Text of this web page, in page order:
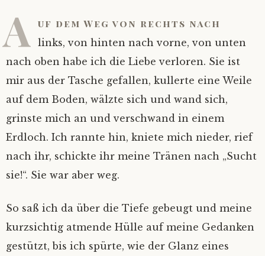
A uf dem Weg von rechts nach
links, von hinten nach vorne, von unten
nach oben habe ich die Liebe verloren. Sie ist
mir aus der Tasche gefallen, kullerte eine Weile
auf dem Boden, wälzte sich und wand sich,
grinste mich an und verschwand in einem
Erdloch. Ich rannte hin, kniete mich nieder, rief
nach ihr, schickte ihr meine Tränen nach „Sucht
sie!“. Sie war aber weg.
So saß ich da über die Tiefe gebeugt und meine
kurzsichtig atmende Hülle auf meine Gedanken
gestützt, bis ich spürte, wie der Glanz eines